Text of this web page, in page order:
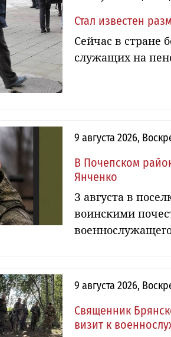
Стал известен
Сейчас в стране
служащих на
9 августа 2026,
В Почепском
Янченко
З августа в
воинскими
9 августа 2026,
Священник
визит к